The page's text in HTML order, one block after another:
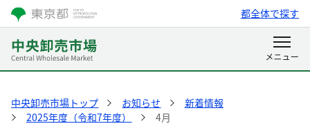
都全体で探す
中央卸売市場トップ お知らせ
新着情報
2025年度（令和7年度）
4月